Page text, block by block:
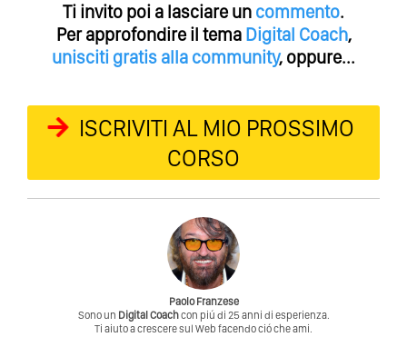
Ti invito poi a lasciare un commento.
Per approfondire il tema Digital Coach,
unisciti gratis alla community, oppure...
ISCRIVITI AL MIO PROSSIMO
CORSO
Paolo Franzese
Sono un Digital Coachcon piú di 25 anni di esperienza.
Ti aiuto a crescere sul Web facendo ció che ami.